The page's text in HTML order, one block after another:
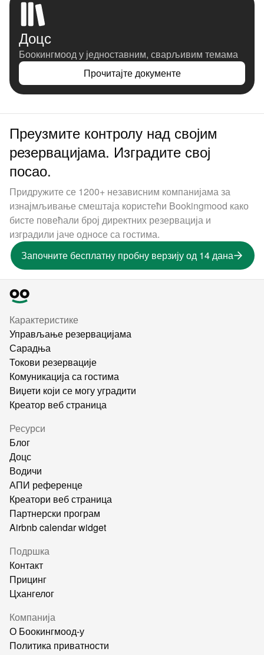
Доцс
Боокингмоод у једноставним, сварљивим темама
Прочитајте документе
Преузмите контролу над својим
резервацијама. Изградите свој
посао.
Придружите се 1200+ независним компанијама за
изнајмљивање смештаја користећи Bookingmood како
бисте повећали број директних резервација и
изградили јаче односе са гостима.
Започните бесплатну пробну верзију од 14 дана
Карактеристике
Управљање резервацијама
Сарадња
Токови резервације
Комуникација са гостима
Виџети који се могу уградити
Креатор веб страница
Ресурси
Блог
Доцс
Водичи
АПИ референце
Креатори веб страница
Партнерски програм
Airbnb calendar widget
Подршка
Контакт
Прицинг
Цхангелог
Компанија
О Боокингмоод-у
Политика приватности